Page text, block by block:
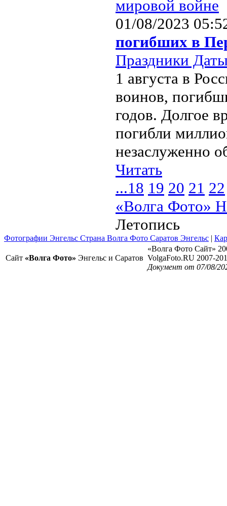
01/08/2023
погибших в
Праздники
1 августа в
воинов,
годов. Долгое
погибли
незаслуженно
Читать
...18 19 20 21 22
«Волга Фото»
Летопись
Фотографии Энгельс Страна Волга Фото Саратов Энгельс |
Сайт «Волга Фото» Энгельс и Саратов
«Волга Фото Сайт»
VolgaFoto.RU 2007-
Документ от 07/08/